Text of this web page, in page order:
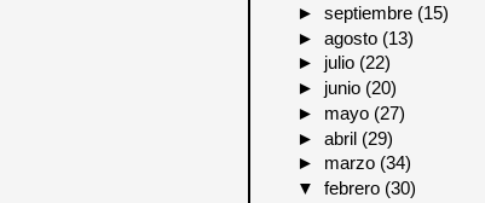
►septiembre (15)
►agosto (13)
► julio (22)
► junio (20)
► mayo (27)
►abril (29)
► marzo (34)
▼febrero (30)